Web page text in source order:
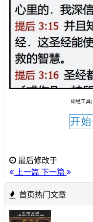
研经工具(
最后修改于
上一篇 下一篇
首页热门文章